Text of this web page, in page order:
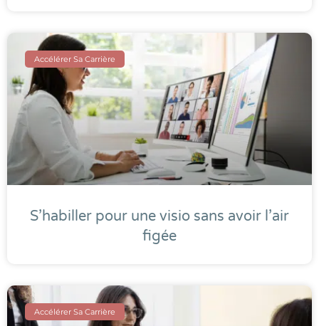
Accélérer Sa Carrière
S’habiller pour une visio sans avoir l’air
figée
Accélérer Sa Carrière